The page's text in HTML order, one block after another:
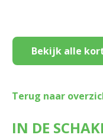
Bekijk alle
Terug naar
IN DE